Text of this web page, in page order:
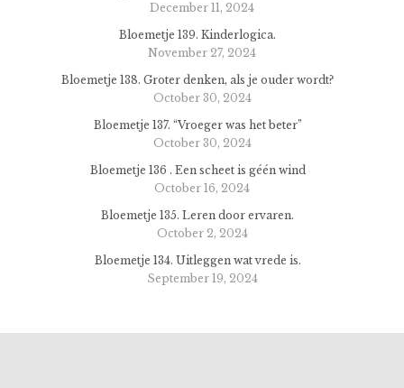
December 11, 2024
Bloemetje 139. Kinderlogica.
November 27, 2024
Bloemetje 138. Groter denken, als je ouder wordt?
October 30, 2024
Bloemetje 137. “Vroeger was het beter”
October 30, 2024
Bloemetje 136 . Een scheet is géén wind
October 16, 2024
Bloemetje 135. Leren door ervaren.
October 2, 2024
Bloemetje 134. Uitleggen wat vrede is.
September 19, 2024